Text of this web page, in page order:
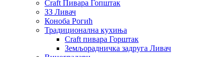
Craft Пивара Гопштак
ЗЗ Ливач
Коноба Рогић
Традиционална кухиња
Craft пивара Горштак
Земљорадничка задруга Ливач